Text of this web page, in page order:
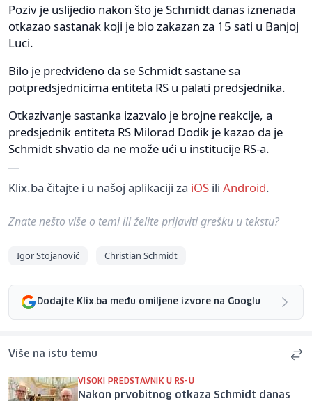
Poziv je uslijedio nakon što je Schmidt danas iznenada
otkazao sastanak koji je bio zakazan za 15 sati u Banjoj
Luci.
Bilo je predviđeno da se Schmidt sastane sa
potpredsjednicima entiteta RS u palati predsjednika.
Otkazivanje sastanka izazvalo je brojne reakcije, a
predsjednik entiteta RS Milorad Dodik je kazao da je
Schmidt shvatio da ne može ući u institucije RS-a.
Klix.ba čitajte i u našoj aplikaciji za iOS ili Android.
Znate nešto više o temi ili želite prijaviti grešku u tekstu?
Igor Stojanović Christian Schmidt
Dodajte Klix.ba među omiljene izvore na Googlu
Više na istu temu
VISOKI PREDSTAVNIK U RS-U
Nakon prvobitnog otkaza Schmidt danas